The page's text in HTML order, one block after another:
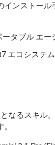
インストー
ータブル エー
エコシステ
なるスキル